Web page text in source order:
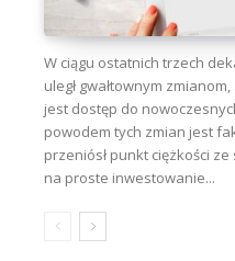
W ciągu ostatnich trzech
uległ gwałtownym
jest dostęp do
powodem tych zmian jest
przeniósł punkt ciężkości
na proste inwestowanie...